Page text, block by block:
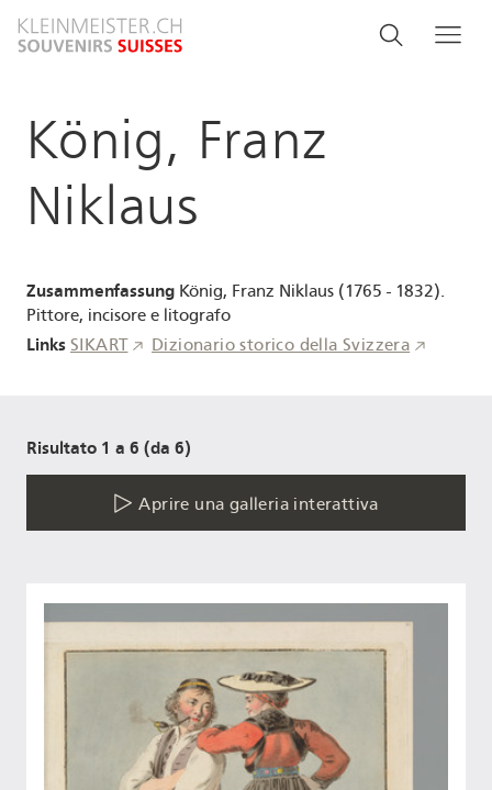
Search
Cerca
König, Franz
Niklaus
Zusammenfassung König, Franz Niklaus (1765 - 1832).
Pittore, incisore e litografo
Links SIKART Dizionario storico della Svizzera
Risultato 1 a 6 (da 6)
Aprire una galleria interattiva